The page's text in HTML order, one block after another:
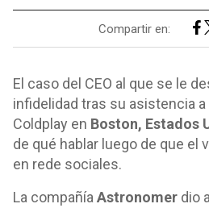
Compartir en:
El caso del CEO al que se le
infidelidad tras su asistencia
Coldplay en Boston, Estados
de qué hablar luego de que el
en rede sociales.
La compañía Astronomer dio